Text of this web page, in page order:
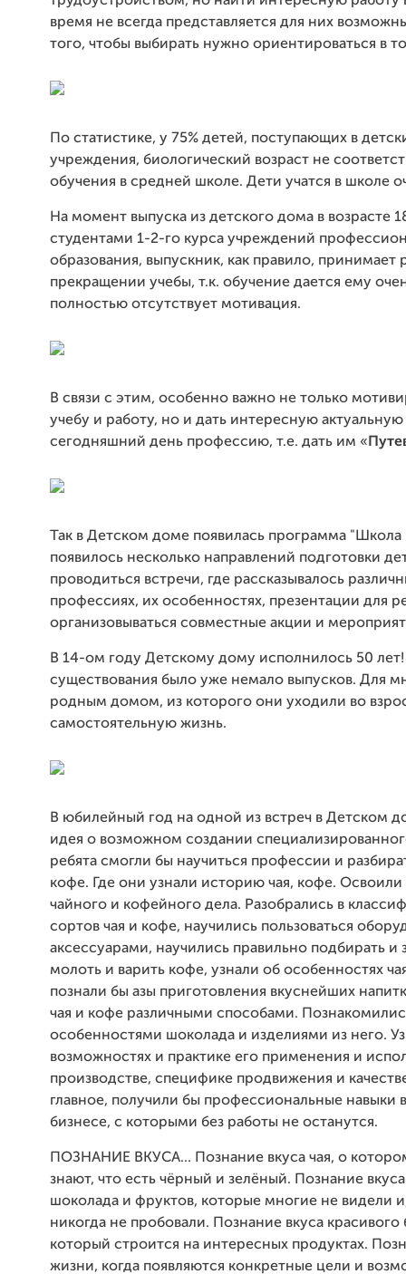
время не всегда представляется для них
того, чтобы выбирать нужно ориентироваться в
По статистике, у 75% детей, поступающих в
учреждения, биологический возраст не
обучения в средней школе. Дети учатся в школе
На момент выпуска из детского дома в возрасте
студентами 1-2-го курса учреждений
образования, выпускник, как правило, принимает
прекращении учебы, т.к. обучение дается ему
полностью отсутствует мотивация.
В связи с этим, особенно важно не только
учебу и работу, но и дать интересную актуальную
сегодняшний день профессию, т.е. дать им «
Так в Детском доме появилась программа "Школа
появилось несколько направлений подготовки
проводиться встречи, где рассказывалось
профессиях, их особенностях, презентации для
организовываться совместные акции и
В 14-ом году Детскому дому исполнилось 50 лет!
существования было уже немало выпусков. Для
родным домом, из которого они уходили во
самостоятельную жизнь.
В юбилейный год на одной из встреч в Детском
идея о возможном создании
ребята смогли бы научиться профессии и
кофе. Где они узнали историю чая, кофе.
чайного и кофейного дела. Разобрались в
сортов чая и кофе, научились пользоваться
аксессуарами, научились правильно подбирать и
молоть и варить кофе, узнали об особенностях
познали бы азы приготовления вкуснейших
чая и кофе различными способами.
особенностями шоколада и изделиями из него.
возможностях и практике его применения и
производстве, специфике продвижения и
главное, получили бы профессиональные навыки
бизнесе, с которыми без работы не останутся.
ПОЗНАНИЕ ВКУСА... Познание вкуса чая, о
знают, что есть чёрный и зелёный. Познание
шоколада и фруктов, которые многие не видели
никогда не пробовали. Познание вкуса красивого
который строится на интересных продуктах.
жизни, когда появляются конкретные цели и